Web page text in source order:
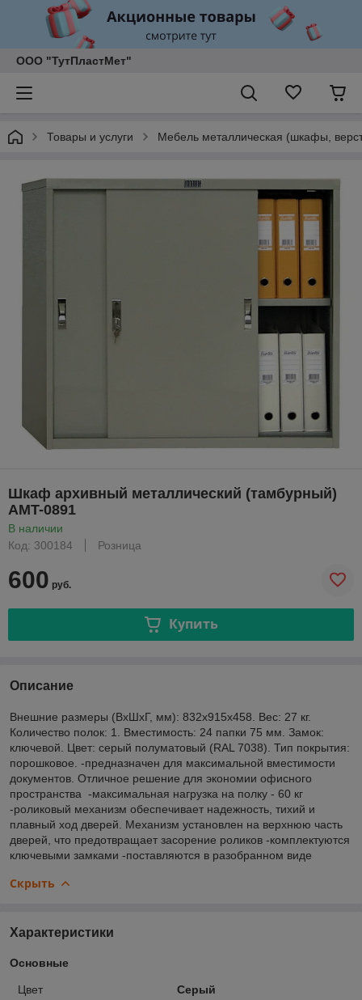
ООО "ТутПластМет"
Товары и услуги Мебель металлическая (шкафы,
Шкаф архивный металлический (тамбурный)
AMT-0891
В наличии
Код: 300184
Розница
600 руб.
Купить
Описание
Внешние размеры (ВхШхГ, мм): 832х915х458. Вес: 27 кг.
Количество полок: 1. Вместимость: 24 папки 75 мм. Замок:
ключевой. Цвет: серый полуматовый (RAL 7038). Тип покрытия:
порошковое. -предназначен для максимальной вместимости
документов. Отличное решение для экономии офисного
пространства -максимальная нагрузка на полку - 60 кг
-роликовый механизм обеспечивает надежность, тихий и
плавный ход дверей. Механизм установлен на верхнюю часть
дверей, что предотвращает засорение роликов -комплектуются
ключевыми замками -поставляются в разобранном виде
Скрыть
Характеристики
Основные
Цвет Серый